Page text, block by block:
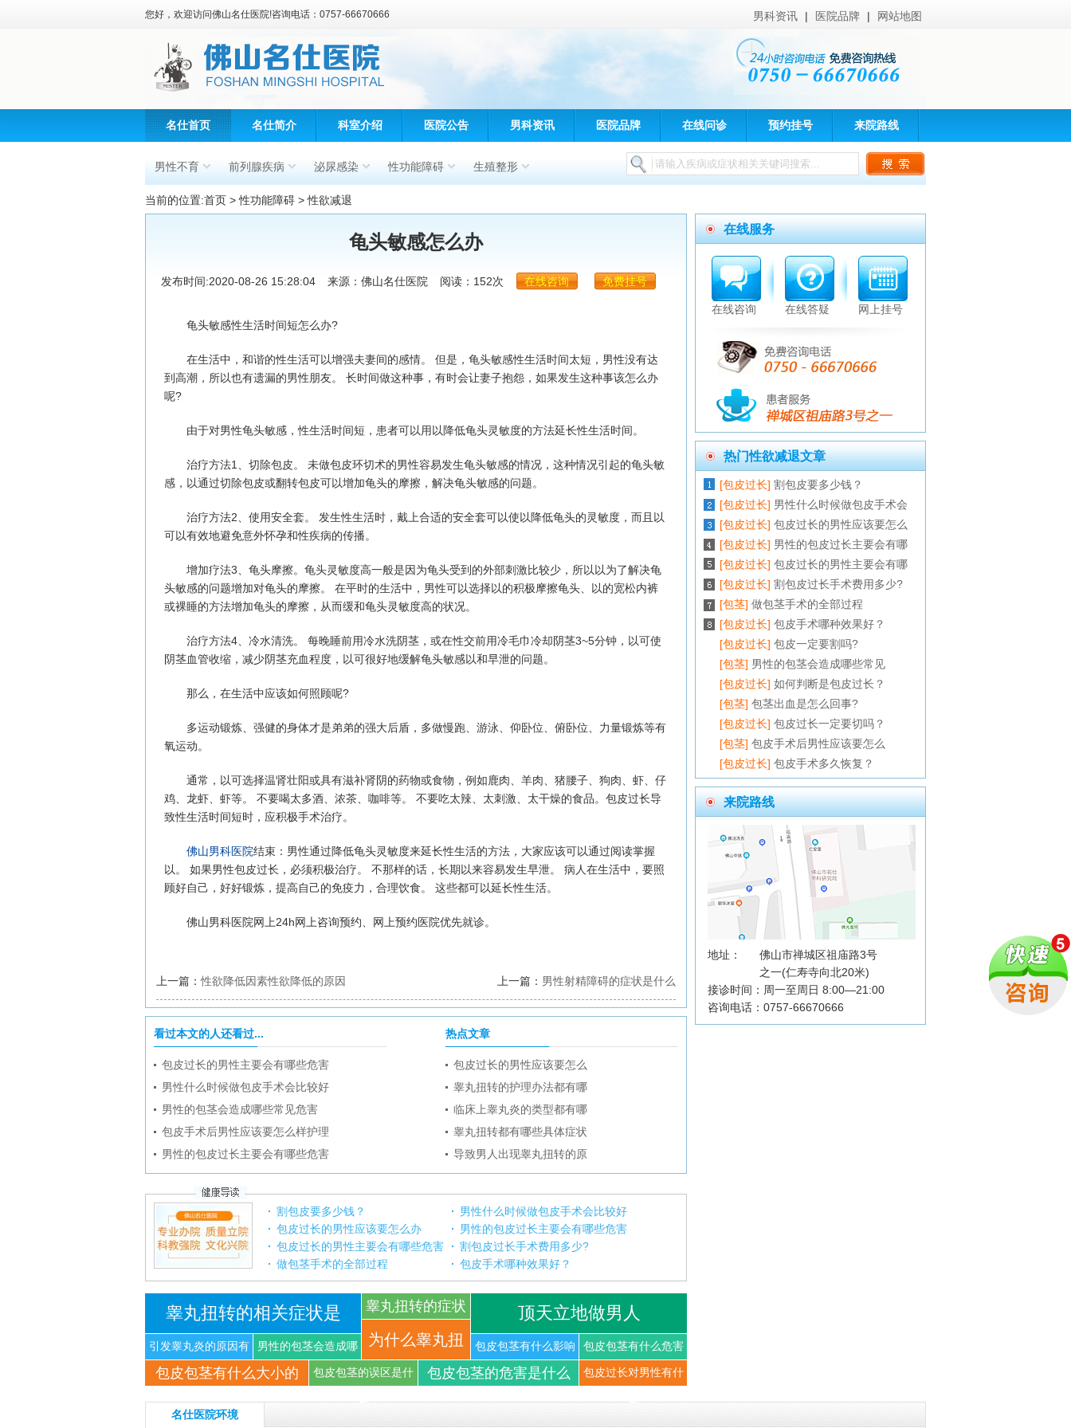
男科资讯 | 医院品牌 | 网站地图
您好，欢迎访问佛山名仕医院!咨询电话：0757-66670666
名仕首页 名仕简介 科室介绍 医院公告 男科资讯 医院品牌 在线问诊 预约挂号 来院路线
男性不育 前列腺疾病 泌尿感染 性功能障碍 生殖整形
当前的位置:首页 >性功能障碍 >性欲减退
龟头敏感怎么办
发布时间:2020-08-26 15:28:04 来源：佛山名仕医院 阅读：152次 在线咨询 免费挂号
龟头敏感性生活时间短怎么办?
在生活中，和谐的性生活可以增强夫妻间的感情。 但是，龟头敏感性生活时间太短，男性没有达
到高潮，所以也有遗漏的男性朋友。 长时间做这种事，有时会让妻子抱怨，如果发生这种事该怎么办
呢?
由于对男性龟头敏感，性生活时间短，患者可以用以降低龟头灵敏度的方法延长性生活时间。
治疗方法1、切除包皮。 未做包皮环切术的男性容易发生龟头敏感的情况，这种情况引起的龟头敏
感，以通过切除包皮或翻转包皮可以增加龟头的摩擦，解决龟头敏感的问题。
治疗方法2、使用安全套。 发生性生活时，戴上合适的安全套可以使以降低龟头的灵敏度，而且以
可以有效地避免意外怀孕和性疾病的传播。
增加疗法3、龟头摩擦。龟头灵敏度高一般是因为龟头受到的外部刺激比较少，所以以为了解决龟
头敏感的问题增加对龟头的摩擦。 在平时的生活中，男性可以选择以的积极摩擦龟头、以的宽松内裤
或裸睡的方法增加龟头的摩擦，从而缓和龟头灵敏度高的状况。
治疗方法4、冷水清洗。 每晚睡前用冷水洗阴茎，或在性交前用冷毛巾冷却阴茎3~5分钟，以可使
阴茎血管收缩，减少阴茎充血程度，以可很好地缓解龟头敏感以和早泄的问题。
那么，在生活中应该如何照顾呢?
多运动锻炼、强健的身体才是弟弟的强大后盾，多做慢跑、游泳、仰卧位、俯卧位、力量锻炼等有
氧运动。
通常，以可选择温肾壮阳或具有滋补肾阴的药物或食物，例如鹿肉、羊肉、猪腰子、狗肉、虾、仔
鸡、龙虾、虾等。 不要喝太多酒、浓茶、咖啡等。 不要吃太辣、太刺激、太干燥的食品。包皮过长导
致性生活时间短时，应积极手术治疗。
佛山男科医院结束：男性通过降低龟头灵敏度来延长性生活的方法，大家应该可以通过阅读掌握
以。 如果男性包皮过长，必须积极治疗。 不那样的话，长期以来容易发生早泄。 病人在生活中，要照
顾好自己，好好锻炼，提高自己的免疫力，合理饮食。 这些都可以延长性生活。
佛山男科医院网上24h网上咨询预约、网上预约医院优先就诊。
上一篇： 男性射精障碍的症状是什么
上一篇：性欲降低因素性欲降低的原因
看过本文的人还看过...
包皮过长的男性主要会有哪些危害
男性什么时候做包皮手术会比较好
男性的包茎会造成哪些常见危害
包皮手术后男性应该要怎么样护理
男性的包皮过长主要会有哪些危害
热点文章
包皮过长的男性应该要怎么
睾丸扭转的护理办法都有哪
临床上睾丸炎的类型都有哪
睾丸扭转都有哪些具体症状
导致男人出现睾丸扭转的原
割包皮要多少钱？
男性什么时候做包皮手术会比较好
包皮过长的男性应该要怎么办
男性的包皮过长主要会有哪些危害
包皮过长的男性主要会有哪些危害
割包皮过长手术费用多少?
做包茎手术的全部过程
包皮手术哪种效果好？
睾丸扭转的相关症状是
引发睾丸炎的原因有
什
男性的包茎会造成哪
睾丸扭转的症状
你知道
为什么睾丸扭
转可以导
顶天立地做男人
包皮包茎有什么影响 包皮包茎有什么危害
包皮包茎有什么大小的 包皮包茎的误区是什 包皮包茎的危害是什么 包皮过长对男性有什
在线服务
在线咨询 在线答疑 网上挂号
热门性欲减退文章
[包皮过长] 割包皮要多少钱？
[包皮过长] 男性什么时候做包皮手术会
[包皮过长] 包皮过长的男性应该要怎么
[包皮过长] 男性的包皮过长主要会有哪
[包皮过长] 包皮过长的男性主要会有哪
[包皮过长] 割包皮过长手术费用多少?
[包茎] 做包茎手术的全部过程
[包皮过长] 包皮手术哪种效果好？
[包皮过长] 包皮一定要割吗?
[包茎] 男性的包茎会造成哪些常见
[包皮过长] 如何判断是包皮过长？
[包茎] 包茎出血是怎么回事?
[包皮过长] 包皮过长一定要切吗？
[包茎] 包皮手术后男性应该要怎么
[包皮过长] 包皮手术多久恢复？
来院路线
地址：
佛山市禅城区祖庙路3号
之一(仁寿寺向北20米)
接诊时间：周一至周日 8:00—21:00
咨询电话：0757-66670666
名仕医院环境